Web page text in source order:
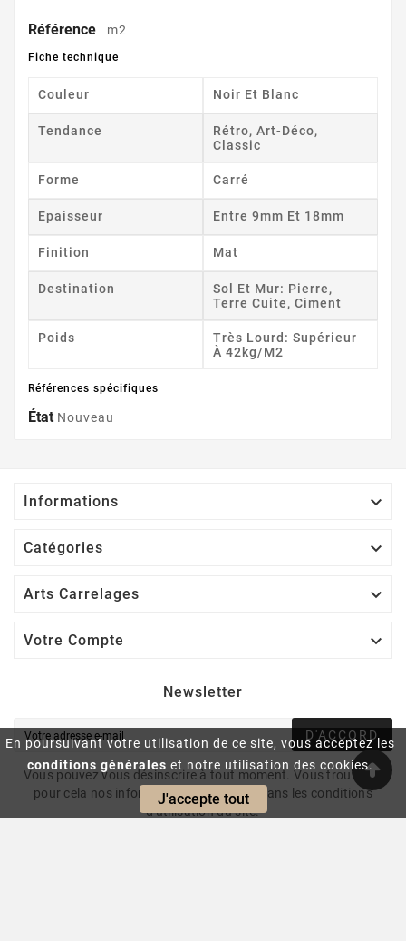
En poursuivant votre utilisation de ce site, vous acceptez les
conditions générales et notre utilisation des cookies.
J'accepte tout
Référence m2
Fiche technique
Couleur Noir Et Blanc
Tendance
Rétro, Art-Déco,
Classic
Forme Carré
Epaisseur Entre 9mm Et 18mm
Finition Mat
Destination
Sol Et Mur: Pierre,
Terre Cuite, Ciment
Poids
Très Lourd: Supérieur
À 42kg/m2
Références spécifiques
État Nouveau
Informations 
Catégories 
Arts Carrelages 
Votre Compte 
Newsletter
D'ACCORD
Vous pouvez vous désinscrire à tout moment. Vous trouverez
pour cela nos informations de contact dans les conditions
d'utilisation du site.